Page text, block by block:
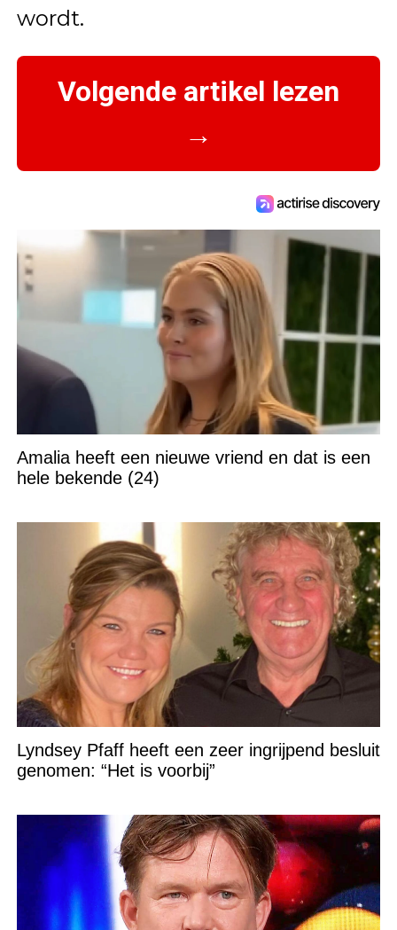
wordt.
Volgende artikel lezen
→
Amalia heeft een nieuwe vriend en dat is een
hele bekende (24)
Lyndsey Pfaff heeft een zeer ingrijpend besluit
genomen: “Het is voorbij”